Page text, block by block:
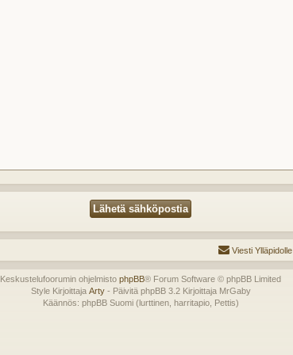
Viesti Ylläpidolle
Keskustelufoorumin ohjelmisto phpBB® Forum Software © phpBB Limited
Style Kirjoittaja Arty- Päivitä phpBB 3.2 Kirjoittaja MrGaby
Käännös: phpBB Suomi (lurttinen, harritapio, Pettis)